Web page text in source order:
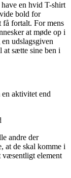
en hvid T-shirt
bold for
få fortalt. For mens
at møde op i
udslagsgiven
at sætte sine ben i
aktivitet end
andre der
at de skal komme i
væsentligt element